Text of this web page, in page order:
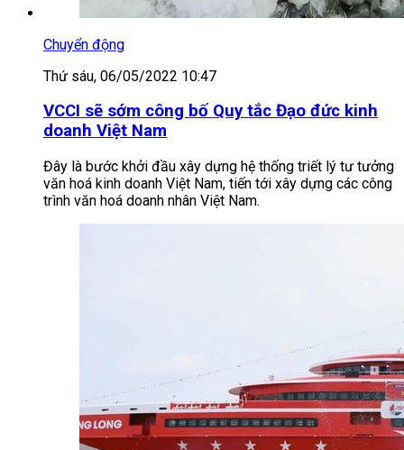
Chuyển động
Thứ sáu, 06/05/2022 10:47
VCCI sẽ sớm công bố Quy tắc Đạo đức kinh
doanh Việt Nam
Đây là bước khởi đầu xây dựng hệ thống triết lý tư tưởng
văn hoá kinh doanh Việt Nam, tiến tới xây dựng các công
trình văn hoá doanh nhân Việt Nam.